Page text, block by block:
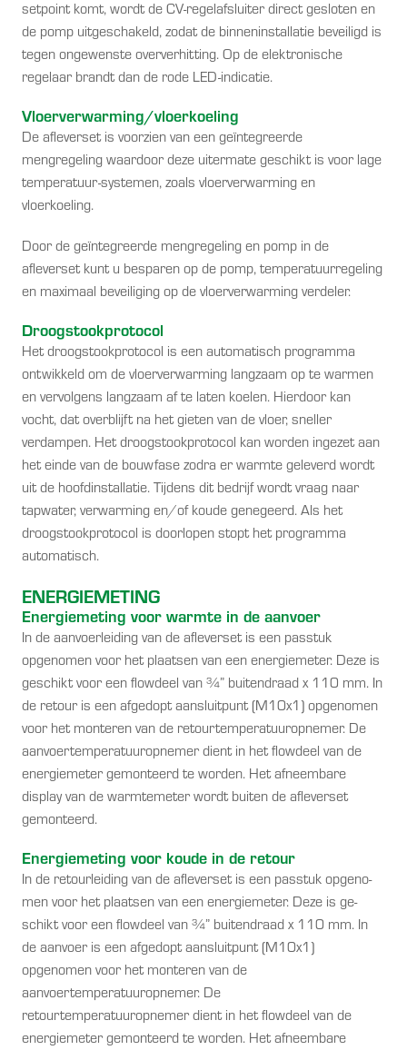
setpoint komt, wordt de CV-regelafsluiter direct gesloten en
de pomp uitgeschakeld, zodat de binneninstallatie beveiligd is
tegen ongewenste oververhitting. Op de elektronische
regelaar brandt dan de rode LED-indicatie.
Vloerverwarming/vloerkoeling
De afleverset is voorzien van een geïntegreerde
mengregeling waardoor deze uitermate geschikt is voor lage
temperatuur-systemen, zoals vloerverwarming en
vloerkoeling.
Door de geïntegreerde mengregeling en pomp in de
afleverset kunt u besparen op de pomp, temperatuurregeling
en maximaal beveiliging op de vloerverwarming verdeler.
Droogstookprotocol
Het droogstookprotocol is een automatisch programma
ontwikkeld om de vloerverwarming langzaam op te warmen
en vervolgens langzaam af te laten koelen. Hierdoor kan
vocht, dat overblijft na het gieten van de vloer, sneller
verdampen. Het droogstookprotocol kan worden ingezet aan
het einde van de bouwfase zodra er warmte geleverd wordt
uit de hoofdinstallatie. Tijdens dit bedrijf wordt vraag naar
tapwater, verwarming en/of koude genegeerd. Als het
droogstookprotocol is doorlopen stopt het programma
automatisch.
ENERGIEMETING
Energiemeting voor warmte in de aanvoer
In de aanvoerleiding van de afleverset is een passtuk
opgenomen voor het plaatsen van een energiemeter. Deze is
geschikt voor een flowdeel van ¾” buitendraad x 110 mm. In
de retour is een afgedopt aansluitpunt (M10x1) opgenomen
voor het monteren van de retourtemperatuuropnemer. De
aanvoertemperatuuropnemer dient in het flowdeel van de
energiemeter gemonteerd te worden. Het afneembare
display van de warmtemeter wordt buiten de afleverset
gemonteerd.
Energiemeting voor koude in de retour
In de retourleiding van de afleverset is een passtuk opgeno-
men voor het plaatsen van een energiemeter. Deze is ge-
schikt voor een flowdeel van ¾” buitendraad x 110 mm. In
de aanvoer is een afgedopt aansluitpunt (M10x1)
opgenomen voor het monteren van de
aanvoertemperatuuropnemer. De
retourtemperatuuropnemer dient in het flowdeel van de
energiemeter gemonteerd te worden. Het afneembare